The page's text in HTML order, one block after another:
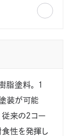
脂塗料。 １
装が可能
従来の２コー
食性を発揮し